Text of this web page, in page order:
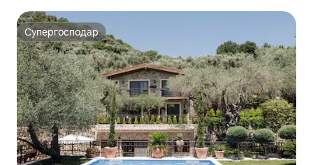
Супергосподар
Супергосподар